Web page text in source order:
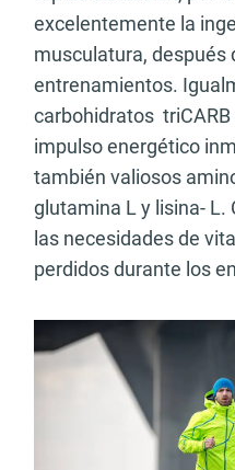
excelentemente la
musculatura, después
entrenamientos.
carbohidratos
impulso energético
también valiosos
glutamina L y lisina-
las necesidades de
perdidos durante los